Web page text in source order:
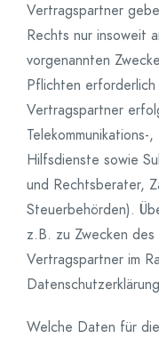
Vertragspartner
Rechts nur insoweit
vorgenannten
Pflichten
Vertragspartner
Hilfsdienste sowie
und Rechtsberater,
Steuerbehörden).
z.B. zu Zwecken
Vertragspartner im
Welche Daten für